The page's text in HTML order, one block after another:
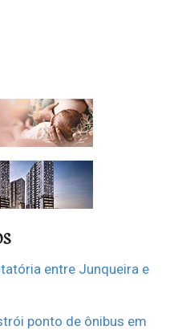
entre Junqueira e
ponto de ônibus em